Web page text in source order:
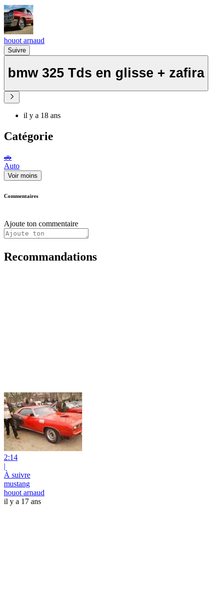
houot arnaud
Suivre
bmw 325 Tds en glisse + zafira
il y a 18 ans
Catégorie
🚗
Auto
Voir moins
Commentaires
Ajoute ton commentaire
Recommandations
2:14
|
À suivre
mustang
houot arnaud
il y a 17 ans